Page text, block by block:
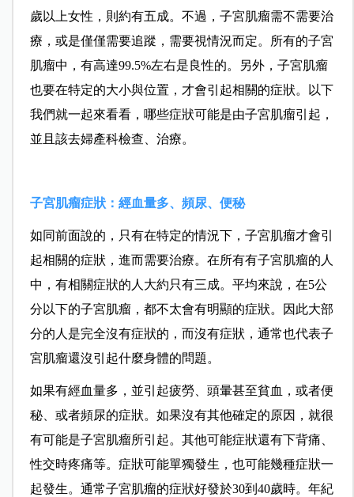
歲以上女性，則約有五成。不過，子宮肌瘤需不需要治
療，或是僅僅需要追蹤，需要視情況而定。所有的子宮
肌瘤中，有高達99.5%左右是良性的。另外，子宮肌瘤
也要在特定的大小與位置，才會引起相關的症狀。以下
我們就一起來看看，哪些症狀可能是由子宮肌瘤引起，
並且該去婦產科檢查、治療。
子宮肌瘤症狀：經血量多、頻尿、便秘
如同前面說的，只有在特定的情況下，子宮肌瘤才會引
起相關的症狀，進而需要治療。在所有有子宮肌瘤的人
中，有相關症狀的人大約只有三成。平均來說，在5公
分以下的子宮肌瘤，都不太會有明顯的症狀。因此大部
分的人是完全沒有症狀的，而沒有症狀，通常也代表子
宮肌瘤還沒引起什麼身體的問題。
如果有經血量多，並引起疲勞、頭暈甚至貧血，或者便
秘、或者頻尿的症狀。如果沒有其他確定的原因，就很
有可能是子宮肌瘤所引起。其他可能症狀還有下背痛、
性交時疼痛等。症狀可能單獨發生，也可能幾種症狀一
起發生。通常子宮肌瘤的症狀好發於30到40歲時。年紀